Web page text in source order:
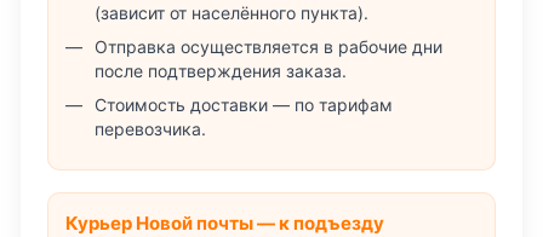
(зависит от населённого пункта).
Отправка осуществляется в рабочие дни
после подтверждения заказа.
Стоимость доставки — по тарифам
перевозчика.
Курьер Новой почты — к подъезду